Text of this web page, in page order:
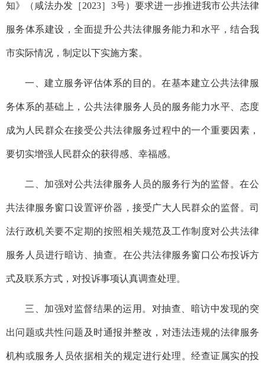
知》（咸法办发［2023］3号）要求进一步推进我市公共法律
服务体系建设，全面提升公共法律服务能力和水平，结合我
市实际情况，制定以下实施方案。
一、建立服务评估体系的目的。在基本建立公共法律服
务体系的基础上，公共法律服务人员的服务能力水平、态度
成为人民群众在接受公共法律服务过程中的一个重要因素，
要切实增强人民群众的获得感、幸福感。
二、加强对公共法律服务人员的服务行为的监督。在公
共法律服务窗口设置评价器，接受广大人民群众的监督。司
法行政机关要不定期的按照相关规范及工作制度对公共法律
服务人员进行暗访、抽查。在公共法律服务窗口公布投诉方
式及联系方式，对投诉事项认真调查处理。
三、加强对监督结果的运用。对抽查、暗访中发现的突
出问题或共性问题及时通报并整改，对违法违规的法律服务
机构或服务人员依据相关的规定进行处理。经查证属实的投